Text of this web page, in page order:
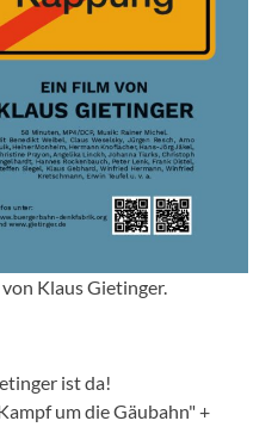
Klaus Gietinger.
ist da!
um die Gäubahn" +